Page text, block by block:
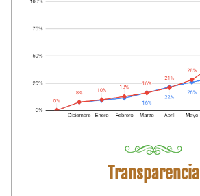
Transparencia